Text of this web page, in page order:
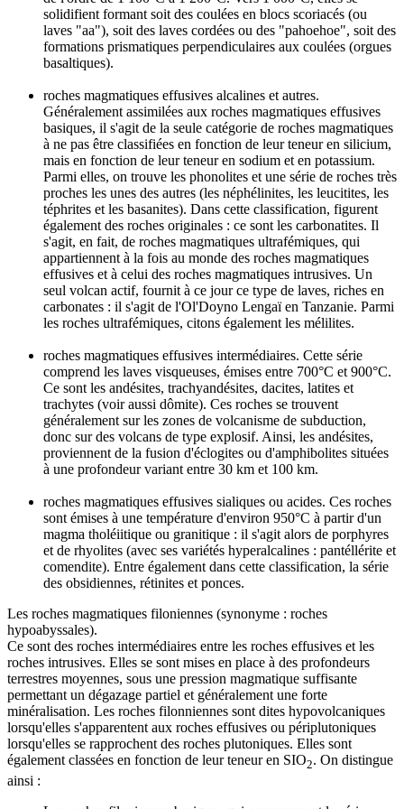
solidifient formant soit des coulées en blocs scoriacés (ou
laves "aa"), soit des laves cordées ou des "pahoehoe", soit des
formations prismatiques perpendiculaires aux coulées (orgues
basaltiques).
roches magmatiques effusives alcalines et autres.
Généralement assimilées aux roches magmatiques effusives
basiques, il s'agit de la seule catégorie de roches magmatiques
à ne pas être classifiées en fonction de leur teneur en silicium,
mais en fonction de leur teneur en sodium et en potassium.
Parmi elles, on trouve les phonolites et une série de roches très
proches les unes des autres (les néphélinites, les leucitites, les
téphrites et les basanites). Dans cette classification, figurent
également des roches originales : ce sont les carbonatites. Il
s'agit, en fait, de roches magmatiques ultrafémiques, qui
appartiennent à la fois au monde des roches magmatiques
effusives et à celui des roches magmatiques intrusives. Un
seul volcan actif, fournit à ce jour ce type de laves, riches en
carbonates : il s'agit de l'Ol'Doyno Lengaï en Tanzanie. Parmi
les roches ultrafémiques, citons également les mélilites.
roches magmatiques effusives intermédiaires. Cette série
comprend les laves visqueuses, émises entre 700°C et 900°C.
Ce sont les andésites, trachyandésites, dacites, latites et
trachytes (voir aussi dômite). Ces roches se trouvent
généralement sur les zones de volcanisme de subduction,
donc sur des volcans de type explosif. Ainsi, les andésites,
proviennent de la fusion d'éclogites ou d'amphibolites situées
à une profondeur variant entre 30 km et 100 km.
roches magmatiques effusives sialiques ou acides. Ces roches
sont émises à une température d'environ 950°C à partir d'un
magma tholéiitique ou granitique : il s'agit alors de porphyres
et de rhyolites (avec ses variétés hyperalcalines : pantéllérite et
comendite). Entre également dans cette classification, la série
des obsidiennes, rétinites et ponces.
Les roches magmatiques filoniennes (synonyme : roches
hypoabyssales).
Ce sont des roches intermédiaires entre les roches effusives et les
roches intrusives. Elles se sont mises en place à des profondeurs
terrestres moyennes, sous une pression magmatique suffisante
permettant un dégazage partiel et généralement une forte
minéralisation. Les roches filonniennes sont dites hypovolcaniques
lorsqu'elles s'apparentent aux roches effusives ou périplutoniques
lorsqu'elles se rapprochent des roches plutoniques. Elles sont
également classées en fonction de leur teneur en SIO2. On distingue
ainsi :